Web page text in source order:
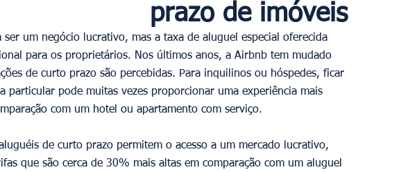
prazo de imóveis
um negócio lucrativo, mas a taxa de aluguel especial oferecida
para os proprietários. Nos últimos anos, a Airbnb tem mudado
de curto prazo são percebidas. Para inquilinos ou hóspedes, ficar
particular pode muitas vezes proporcionar uma experiência mais
com um hotel ou apartamento com serviço.
de curto prazo permitem o acesso a um mercado lucrativo,
que são cerca de 30% mais altas em comparação com um aluguel